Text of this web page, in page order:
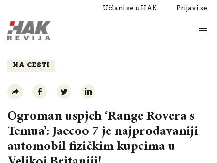
Učlani se u HAK Prijavi se
Razgovori
NA CESTI
Ogroman uspjeh ‘Range Rovera s
Temua’: Jaecoo 7 je najprodavaniji
automobil fizičkim kupcima u